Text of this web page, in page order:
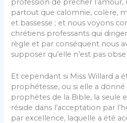
partout que calomnie, colère,
et bassesse ; et nous voyons
chrétiens professants qui
règle et par conséquent nous
supposer qu’elle n’est pas
Et cependant si Miss Willard a
prophétesse, ou si elle a
prophètes de la Bible, la seule
réside dans l’acceptation par
par excellence, laquelle a été